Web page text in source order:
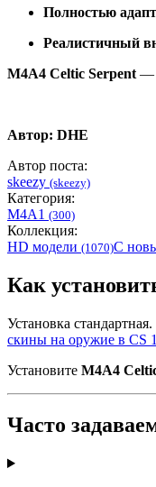
Полностью
Реалистичный
M4A4 Celtic Serpent—
Автор: DHE
Автор поста:
skeezy (skeezy)
Категория:
M4A1 (300)
Коллекция:
HD модели (1070)С
Как
Установка
скины на оружие в CS
Установите M4A4
Часто